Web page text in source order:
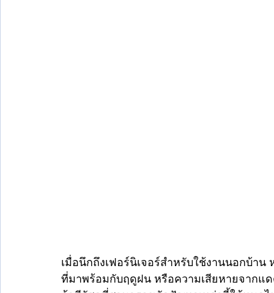
เมื่อนึกถึงเฟอร์นิเจอร์สำหรับใช้งานนอกบ้า
ที่มาพร้อมกับฤดูฝน หรือความเสียหายจากแ